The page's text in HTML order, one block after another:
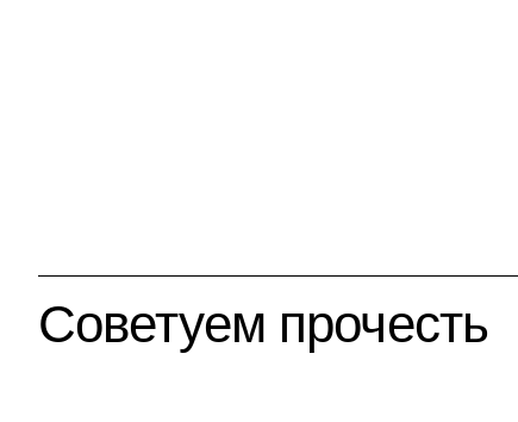
Советуем прочесть